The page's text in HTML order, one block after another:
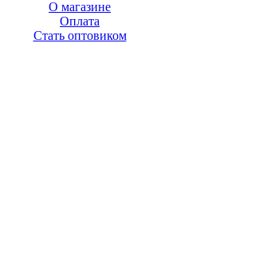
О магазине
Оплата
Стать оптовиком